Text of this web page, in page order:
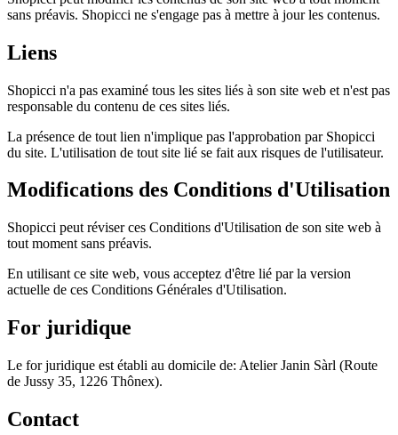
sans préavis. Shopicci ne s'engage pas à mettre à jour les contenus.
Liens
Shopicci n'a pas examiné tous les sites liés à son site web et n'est pas
responsable du contenu de ces sites liés.
La présence de tout lien n'implique pas l'approbation par Shopicci
du site. L'utilisation de tout site lié se fait aux risques de l'utilisateur.
Modifications des Conditions d'Utilisation
Shopicci peut réviser ces Conditions d'Utilisation de son site web à
tout moment sans préavis.
En utilisant ce site web, vous acceptez d'être lié par la version
actuelle de ces Conditions Générales d'Utilisation.
For juridique
Le for juridique est établi au domicile de: Atelier Janin Sàrl (Route
de Jussy 35, 1226 Thônex).
Contact